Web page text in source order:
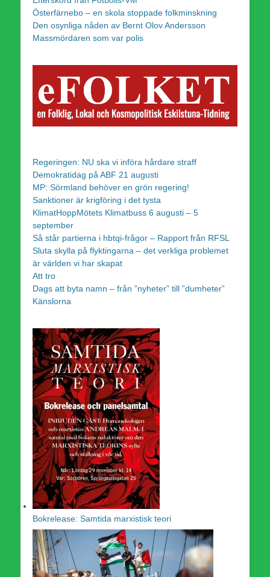
Österfärnebo – en skola stoppade folkminskning
Den osynliga nåden av Bernt Olov Andersson
Massmördaren som var polis
Regeringen: NU ska vi införa hårdare straff
Demokratidag på ABF 21 augusti
MP: Sörmland behöver en grön regering!
Sanktioner är krigföring i det tysta
KlimatHoppMötets Klimatbuss 6 augusti – 5
september
Så står partierna i hbtqi-frågor – Rapport från RFSL
Sluta skylla på flyktingarna – det verkliga problemet
är världen vi har skapat
Att tro
Dags att byta namn – från ”nyheter” till ”dumheter”
Känslorna
Bokrelease: Samtida marxistisk teori